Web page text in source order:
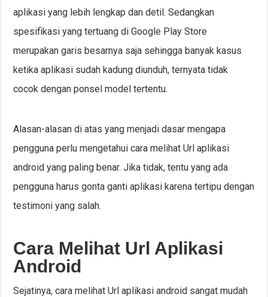
aplikasi yang lebih lengkap dan detil. Sedangkan
spesifikasi yang tertuang di Google Play Store
merupakan garis besarnya saja sehingga banyak kasus
ketika aplikasi sudah kadung diunduh, ternyata tidak
cocok dengan ponsel model tertentu.
Alasan-alasan di atas yang menjadi dasar mengapa
pengguna perlu mengetahui cara melihat Url aplikasi
android yang paling benar. Jika tidak, tentu yang ada
pengguna harus gonta ganti aplikasi karena tertipu dengan
testimoni yang salah.
Cara Melihat Url Aplikasi
Android
Sejatinya, cara melihat Url aplikasi android sangat mudah